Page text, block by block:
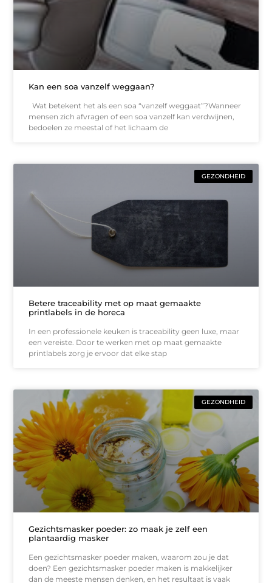
Kan een soa vanzelf weggaan?
Wat betekent het als een soa “vanzelf weggaat”?Wanneer
mensen zich afvragen of een soa vanzelf kan verdwijnen,
bedoelen ze meestal of het lichaam de
GEZONDHEID
Betere traceability met op maat gemaakte
printlabels in de horeca
In een professionele keuken is traceability geen luxe, maar
een vereiste. Door te werken met op maat gemaakte
printlabels zorg je ervoor dat elke stap
GEZONDHEID
Gezichtsmasker poeder: zo maak je zelf een
plantaardig masker
Een gezichtsmasker poeder maken, waarom zou je dat
doen? Een gezichtsmasker poeder maken is makkelijker
dan de meeste mensen denken, en het resultaat is vaak